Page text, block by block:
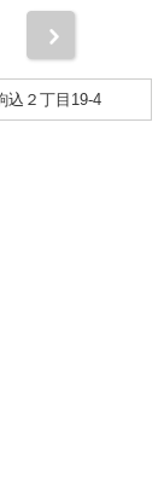
込２丁目19-4